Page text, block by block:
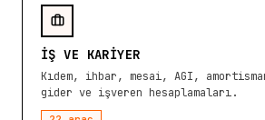
İŞ VE KARIYER
Kıdem, ihbar, mesai, AGI,
gider ve işveren hesaplamaları.